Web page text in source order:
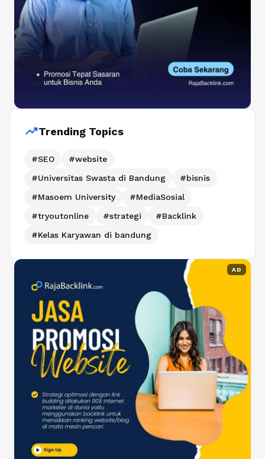
trending_upTrending Topics
#SEO
#website
#Universitas Swasta di Bandung
#bisnis
#Masoem University
#MediaSosial
#tryoutonline
#strategi
#Backlink
#Kelas Karyawan di bandung
AD